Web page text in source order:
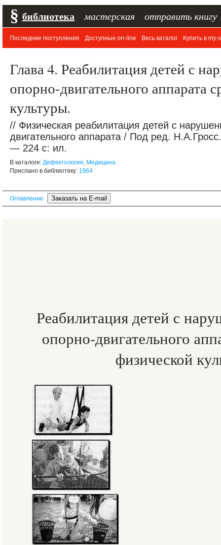
§ библиотека мастерская отправить книгу
Последние поступления Доступные on-line Весь каталог Купить в my-
Глава 4. Реабилитация детей с
опорно-двигательного аппарата
культуры.
// Физическая реабилитация детей с
двигательного аппарата / Под ред.
— 224 с: ил.
В каталоге: Дефектология, Медицина
Прислано в библиотеку: 1964
Оглавление
Реабилитация детей с
опорно-двигательного
физической